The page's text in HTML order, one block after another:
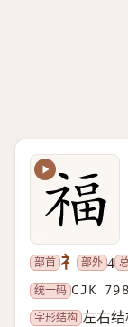
部首 礻 部外 4
统一码 CJK
字形结构 左右结